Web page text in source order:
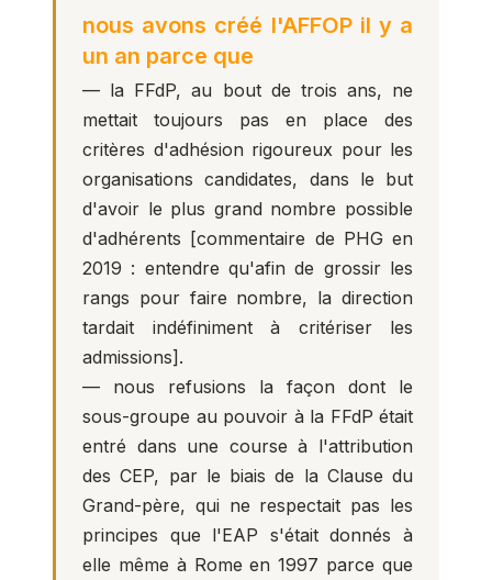
nous avons créé l'AFFOP il y a
un an parce que
— la FFdP, au bout de trois ans, ne
mettait toujours pas en place des
critères d'adhésion rigoureux pour les
organisations candidates, dans le but
d'avoir le plus grand nombre possible
d'adhérents [commentaire de PHG en
2019 : entendre qu'afin de grossir les
rangs pour faire nombre, la direction
tardait indéfiniment à critériser les
admissions].
— nous refusions la façon dont le
sous-groupe au pouvoir à la FFdP était
entré dans une course à l'attribution
des CEP, par le biais de la Clause du
Grand-père, qui ne respectait pas les
principes que l'EAP s'était donnés à
elle même à Rome en 1997 parce que